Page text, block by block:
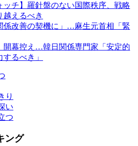
ッチ】羅針盤のない国際秩序、戦略
越えるべき
係改善の契機に」…麻生元首相「緊
開幕控え…韓日関係専門家「安定的
るべき」
り
い
つ
ング